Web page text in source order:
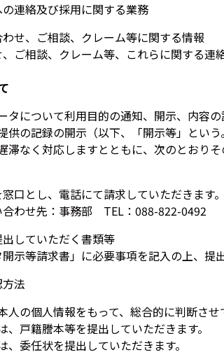
連絡及び採用に関する業務
せ、ご相談、クレーム等に関する情報
ご相談、クレーム等、これらに関する連
タについて利用目的の通知、開示、内容
供の記録の開示（以下、「開示等」とい
なく対応しますとともに、次のとおりそ
口とし、電話にて請求していただきます。
合わせ先：事務部 TEL：088-822-0492
していただく書類等
示等請求書」に必要事項を記入の上、提
法
人の個人情報をもって、総合的に判断させ
、戸籍謄本等を提出していただきます。
、委任状を提出していただきます。